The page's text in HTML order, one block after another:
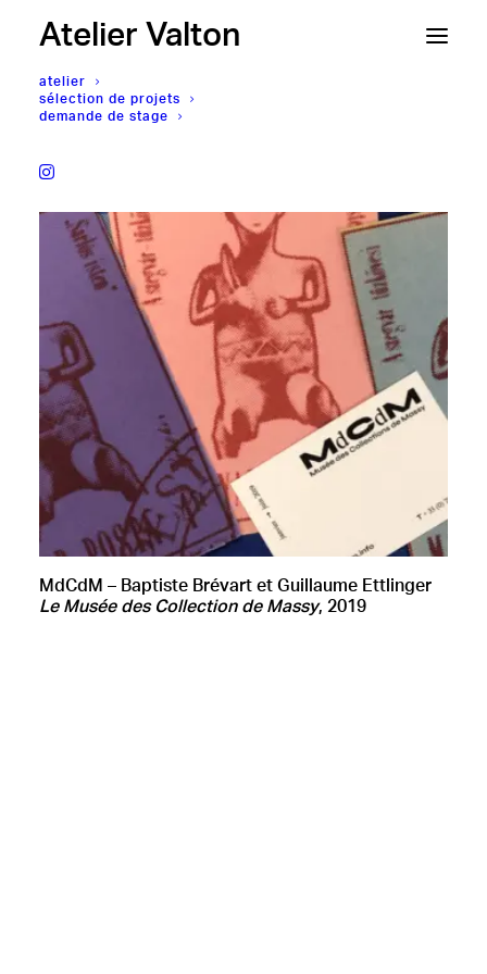
Atelier Valton
atelier
sélection de projets
demande de stage
MdCdM – Baptiste Brévart et Guillaume Ettlinger
Le Musée des Collection de Massy, 2019